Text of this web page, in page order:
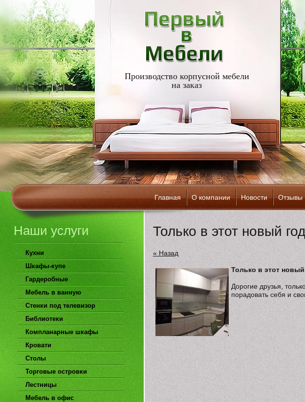
Производство корпусной мебели
на заказ
Главная О компании Новости Отзывы
Наши услуги
Кухни
Шкафы-купе
Гардеробные
Мебель в ванную
Стенки под телевизор
Библиотеки
Компланарные шкафы
Кровати
Столы
Торговые островки
Лестницы
Мебель в офис
Только в этот новый
« Назад
Только в этот
Дорогие друзья,
порадовать себя и